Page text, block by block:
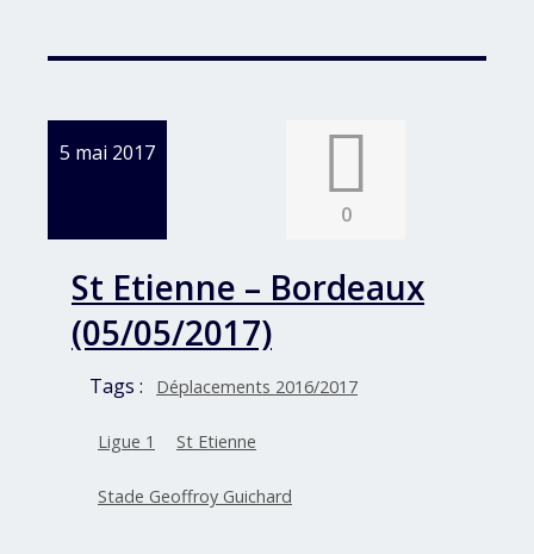
5 mai 2017
0
St Etienne – Bordeaux
(05/05/2017)
Tags : Déplacements 2016/2017
Ligue 1 St Etienne
Stade Geoffroy Guichard